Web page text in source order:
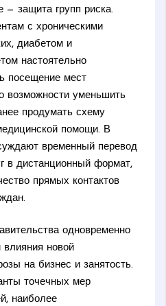
— защита групп риска.
с хроническими
диабетом и
настоятельно
посещение мест
возможности уменьшить
продумать схему
помощи. В
временный перевод
в дистанционный формат,
прямых контактов
одновременно
влияния новой
на бизнес и занятость.
точечных мер
наиболее